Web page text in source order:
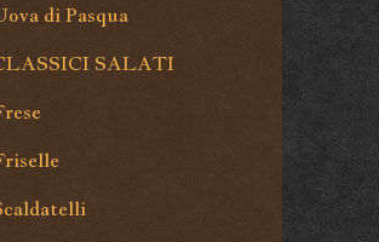
di Pasqua
SALATI